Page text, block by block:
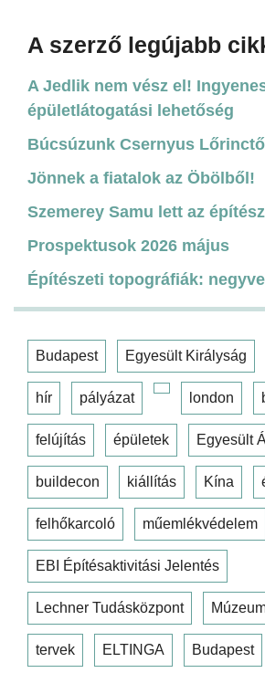
A szerző legújabb
A Jedlik nem vész el!
épületlátogatási lehetőség
Búcsúzunk Csernyus
Jönnek a fiatalok az Öbölből!
Szemerey Samu lett az
Prospektusok 2026 május
Építészeti topográfiák:
Budapest Egyesült Királyság
hír pályázat london
felújítás épületek Egyesült
buildecon kiállítás Kína
felhőkarcoló műemlékvédelem
EBI Építésaktivitási Jelentés
Lechner Tudásközpont
tervek ELTINGA Budapest